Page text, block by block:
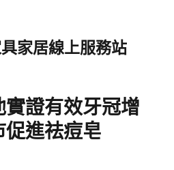
家居線上服務站
證有效牙冠增
進祛痘皂